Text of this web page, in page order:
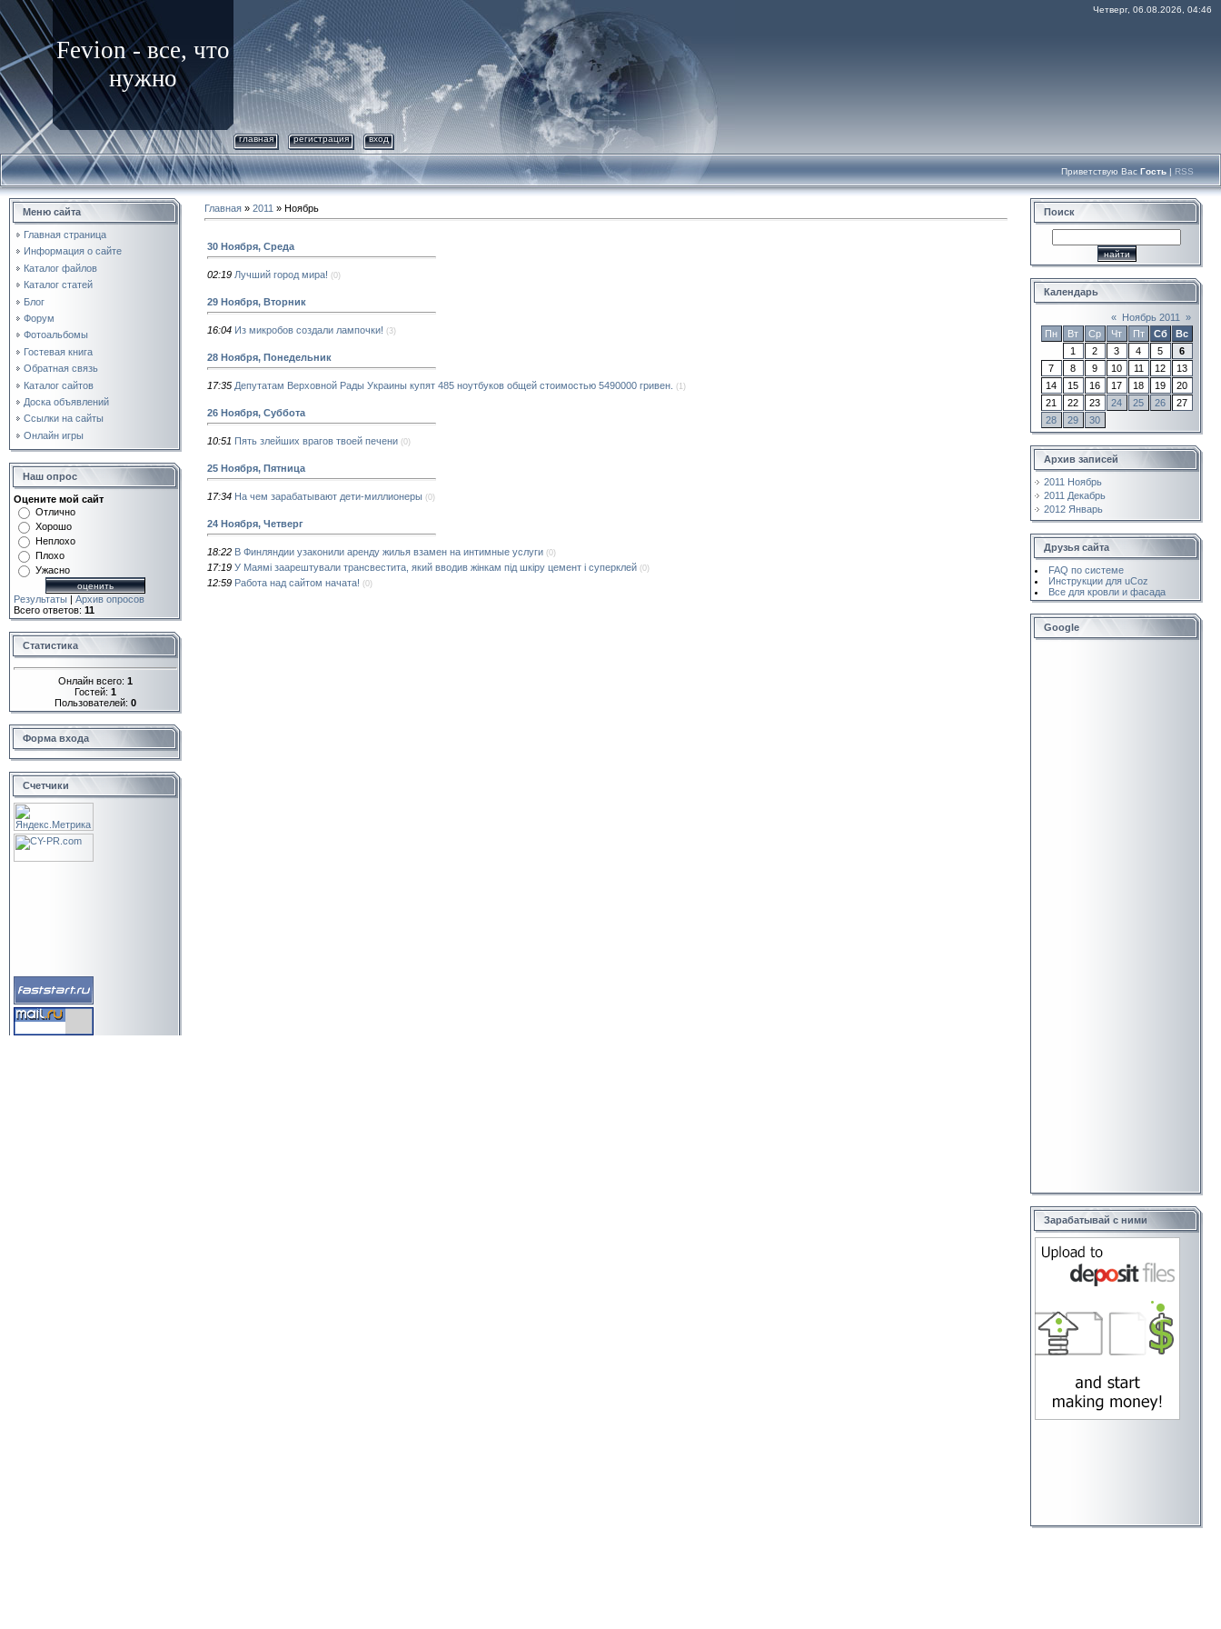
Fevion - все, что
нужно
Четверг, 06.08.2026, 04:46
главная регистрация вход
Приветствую Вас Гость | RSS
Меню сайта
Главная страница
Информация о сайте
Каталог файлов
Каталог статей
Блог
Форум
Фотоальбомы
Гостевая книга
Обратная связь
Каталог сайтов
Доска объявлений
Ссылки на сайты
Онлайн игры
Наш опрос
Оцените мой сайт
Отлично
Хорошо
Неплохо
Плохо
Ужасно
Результаты | Архив опросов
Всего ответов: 11
Статистика
Онлайн всего: 1
Гостей: 1
Пользователей: 0
Форма входа
Счетчики
Главная » 2011 » Ноябрь
30 Ноября, Среда
02:19 Лучший город мира! (0)
29 Ноября, Вторник
16:04 Из микробов создали лампочки! (3)
28 Ноября, Понедельник
17:35 Депутатам Верховной Рады Украины купят 485 ноутбуков общей стоимостью 5490000 гривен. (1)
26 Ноября, Суббота
10:51 Пять злейших врагов твоей печени (0)
25 Ноября, Пятница
17:34 На чем зарабатывают дети-миллионеры (0)
24 Ноября, Четверг
18:22 В Финляндии узаконили аренду жилья взамен на интимные услуги (0)
17:19 У Маямі заарештували трансвестита, який вводив жінкам під шкіру цемент і суперклей (0)
12:59 Работа над сайтом начата! (0)
Поиск
Календарь
« Ноябрь 2011
»
Пн
Вт Ср Чт Пт Сб
Вс
1
2 3 4 5
6
7
8 9 10 11 12
13
14
15 16 17 18 19
20
21
22 23 24 25 26
27
28
29 30
Архив записей
2011 Ноябрь
2011 Декабрь
2012 Январь
Друзья сайта
FAQ по системе
Инструкции для uCoz
Все для кровли и фасада
Google
Зарабатывай с ними